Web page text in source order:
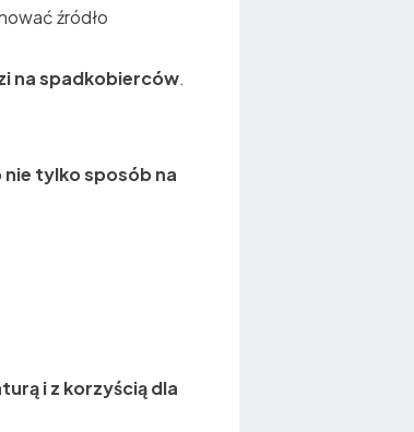
źródło
na spadkobierców.
tylko sposób na
i z korzyścią dla